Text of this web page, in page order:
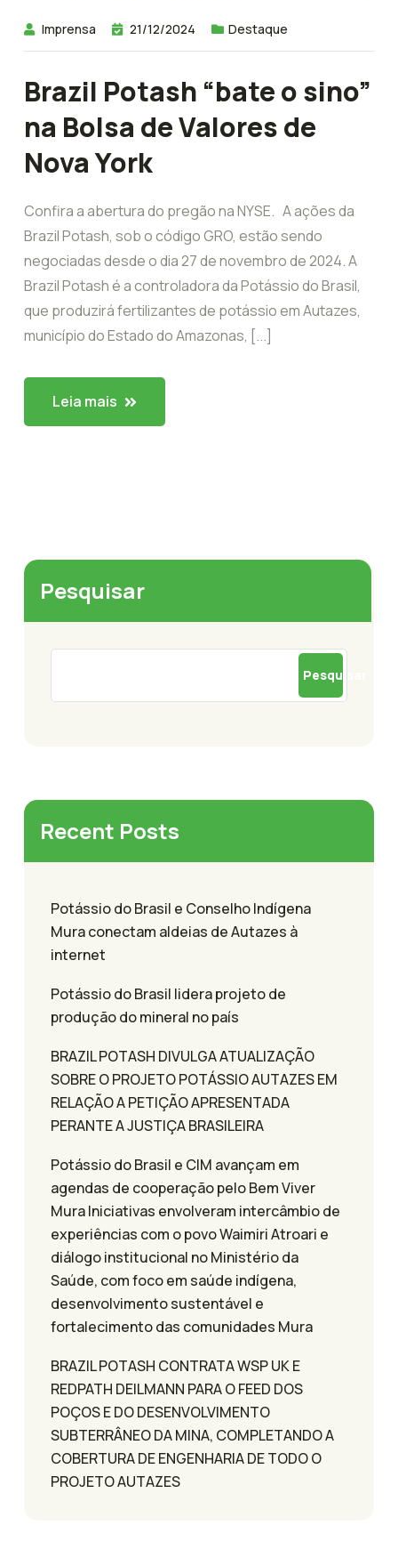
Imprensa 21/12/2024 Destaque
Brazil Potash “bate o sino”
na Bolsa de Valores de
Nova York
Confira a abertura do pregão na NYSE. A ações da
Brazil Potash, sob o código GRO, estão sendo
negociadas desde o dia 27 de novembro de 2024. A
Brazil Potash é a controladora da Potássio do Brasil,
que produzirá fertilizantes de potássio em Autazes,
município do Estado do Amazonas, [...]
Leia mais
Pesquisar
Pesquisar
Recent Posts
Potássio do Brasil e Conselho Indígena
Mura conectam aldeias de Autazes à
internet
Potássio do Brasil lidera projeto de
produção do mineral no país
BRAZIL POTASH DIVULGA ATUALIZAÇÃO
SOBRE O PROJETO POTÁSSIO AUTAZES EM
RELAÇÃO A PETIÇÃO APRESENTADA
PERANTE A JUSTIÇA BRASILEIRA
Potássio do Brasil e CIM avançam em
agendas de cooperação pelo Bem Viver
Mura Iniciativas envolveram intercâmbio de
experiências com o povo Waimiri Atroari e
diálogo institucional no Ministério da
Saúde, com foco em saúde indígena,
desenvolvimento sustentável e
fortalecimento das comunidades Mura
BRAZIL POTASH CONTRATA WSP UK E
REDPATH DEILMANN PARA O FEED DOS
POÇOS E DO DESENVOLVIMENTO
SUBTERRÂNEO DA MINA, COMPLETANDO A
COBERTURA DE ENGENHARIA DE TODO O
PROJETO AUTAZES